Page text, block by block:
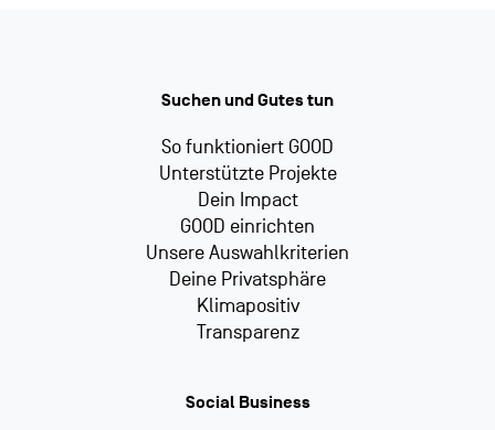
Suchen und Gutes tun
So funktioniert GOOD
Unterstützte Projekte
Dein Impact
GOOD einrichten
Unsere Auswahlkriterien
Deine Privatsphäre
Klimapositiv
Transparenz
Social Business